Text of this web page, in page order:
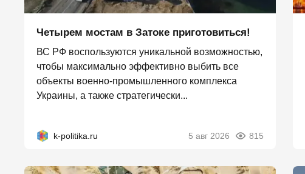
Четырем мостам в Затоке приготовиться!
ВС РФ воспользуются уникальной возможностью,
чтобы максимально эффективно выбить все
объекты военно-промышленного комплекса
Украины, а также стратегически...
k-politika.ru 5 авг 2026 815